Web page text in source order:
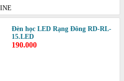
Đèn học LED Rạng Đông RD-RL-
15.LED
190.000